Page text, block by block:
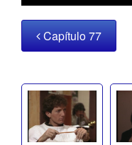
Capítulo 77